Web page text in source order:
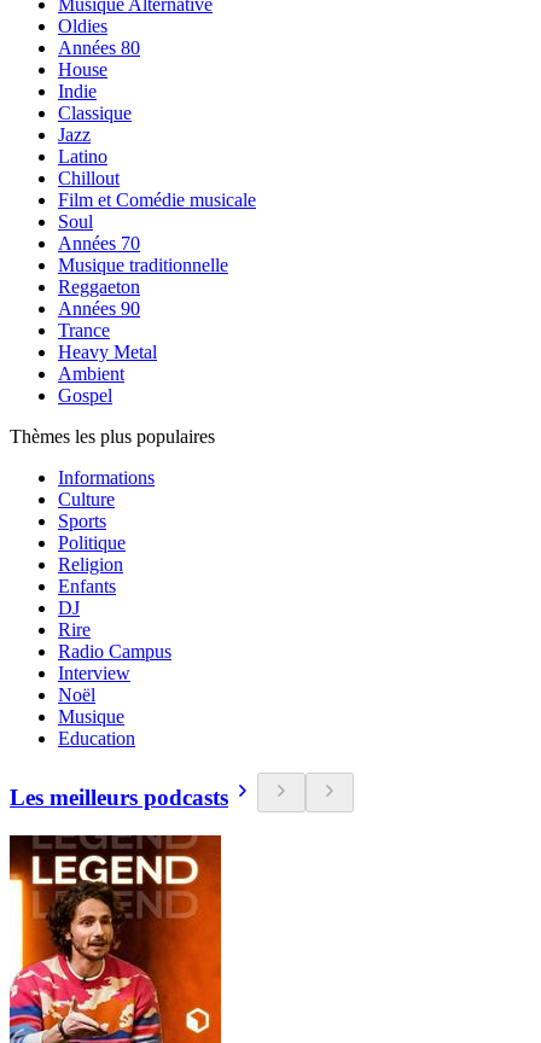
Musique Alternative
Oldies
Années 80
House
Indie
Classique
Jazz
Latino
Chillout
Film et Comédie musicale
Soul
Années 70
Musique traditionnelle
Reggaeton
Années 90
Trance
Heavy Metal
Ambient
Gospel
Thèmes les plus populaires
Informations
Culture
Sports
Politique
Religion
Enfants
DJ
Rire
Radio Campus
Interview
Noël
Musique
Education
Les meilleurs podcasts